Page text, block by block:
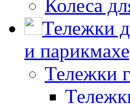
Колеса
Тележки
и
Тележки